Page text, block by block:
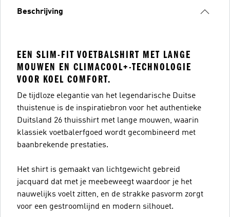
Beschrijving
EEN SLIM-FIT VOETBALSHIRT MET LANGE
MOUWEN EN CLIMACOOL+-TECHNOLOGIE
VOOR KOEL COMFORT.
De tijdloze elegantie van het legendarische Duitse
thuistenue is de inspiratiebron voor het authentieke
Duitsland 26 thuisshirt met lange mouwen, waarin
klassiek voetbalerfgoed wordt gecombineerd met
baanbrekende prestaties.
Het shirt is gemaakt van lichtgewicht gebreid
jacquard dat met je meebeweegt waardoor je het
nauwelijks voelt zitten, en de strakke pasvorm zorgt
voor een gestroomlijnd en modern silhouet.